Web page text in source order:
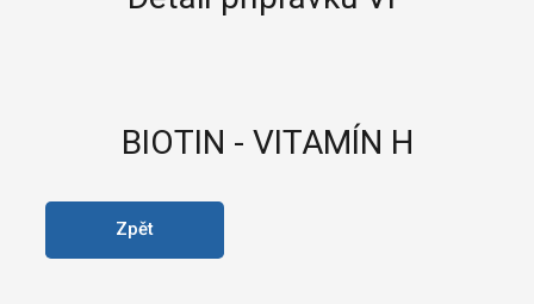
BIOTIN - VITAMÍN H
Zpět